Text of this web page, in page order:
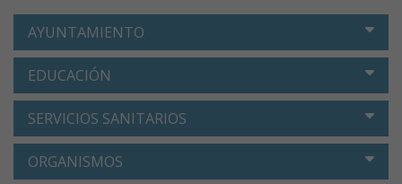
AYUNTAMIENTO
EDUCACIÓN
SERVICIOS SANITARIOS
ORGANISMOS